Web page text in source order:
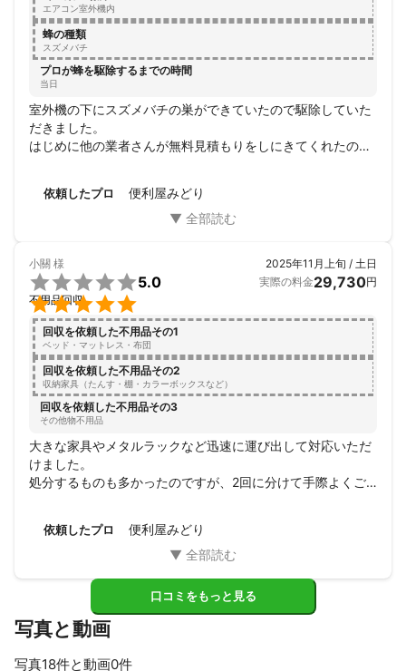
エアコン室外機内
蜂の種類
スズメバチ
プロが蜂を駆除するまでの時間
当日
室外機の下にスズメバチの巣ができていたので駆除していた
だきました。
はじめに他の業者さんが無料見積もりをしにきてくれたので
と言って下さり、本当にすぐ来てくれて、作業もあっという
感謝しております。
またなにかあった時はぜひお願いしたいと思っております。
本当にありがとうございました。
依頼したプロ 便利屋みどり
小關 様


5.0
不用品回収
2025年11月上旬 / 土日
実際の料金29,730円
回収を依頼した不用品その1
ベッド・マットレス・布団
回収を依頼した不用品その2
収納家具（たんす・棚・カラーボックスなど）
回収を依頼した不用品その3
その他物不用品
大きな家具やメタルラックなど迅速に運び出して対応いただ
けました。
処分するものも多かったのですが、2回に分けて手際よくご
依頼したプロ 便利屋みどり
口コミをもっと見る
写真と動画
写真18件と動画0件